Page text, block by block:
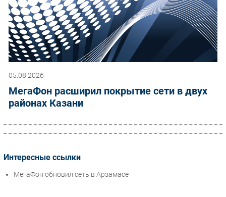
05.08.2026
МегаФон расширил покрытие сети в двух
районах Казани
Интересные ссылки
МегаФон обновил сеть в Арзамасе